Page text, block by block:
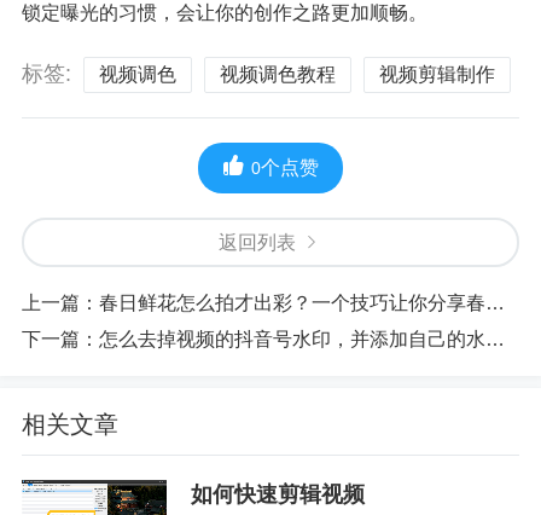
锁定曝光的习惯，会让你的创作之路更加顺畅。
标签: 视频调色 视频调色教程 视频剪辑制作
0个点赞
返回列表
上一篇： 春日鲜花怎么拍才出彩？一个技巧让你分享春和景明
下一篇： 怎么去掉视频的抖音号水印，并添加自己的水印LOGO
相关文章
如何快速剪辑视频